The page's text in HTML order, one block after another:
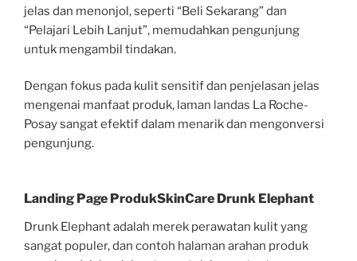
jelas dan menonjol, seperti “Beli Sekarang” dan
“Pelajari Lebih Lanjut”, memudahkan pengunjung
untuk mengambil tindakan.
Dengan fokus pada kulit sensitif dan penjelasan jelas
mengenai manfaat produk, laman landas La Roche-
Posay sangat efektif dalam menarik dan mengonversi
pengunjung.
Landing Page ProdukSkinCare Drunk Elephant
Drunk Elephant adalah merek perawatan kulit yang
sangat populer, dan contoh halaman arahan produk